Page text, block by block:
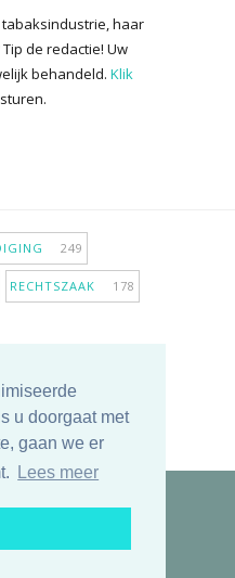
u doorgaat met
gaan we er
Lees meer
haar
de redactie! Uw
behandeld. Klik
249
RECHTSZAAK 178
ONDERZOEK